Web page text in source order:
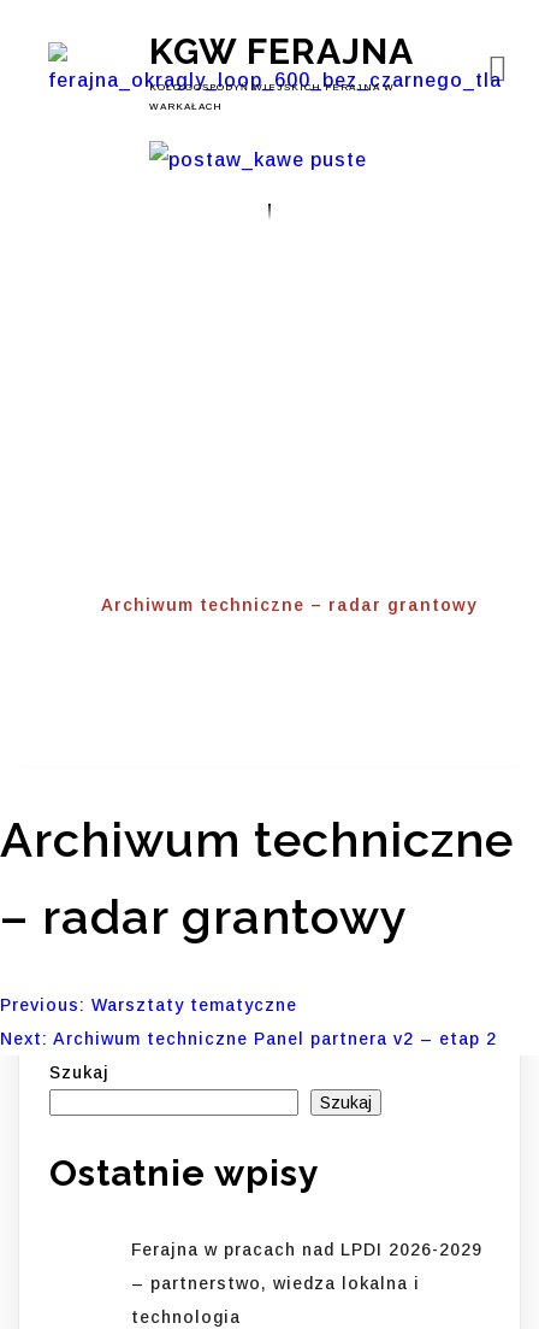
KGW FERAJNA
KOŁO GOSPODYŃ WIEJSKICH FERAJNA W
WARKAŁACH
Archiwum techniczne – radar grantowy
Archiwum techniczne
– radar grantowy
Nawigacja
wpisu
Previous: Warsztaty tematyczne
Next: Archiwum techniczne Panel partnera v2 – etap 2
Szukaj
Szukaj
Ostatnie wpisy
Ferajna w pracach nad LPDI 2026-2029
– partnerstwo, wiedza lokalna i
technologia